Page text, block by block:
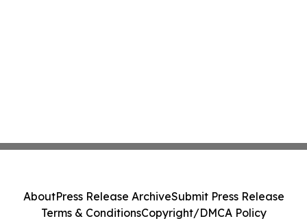
AboutPress Release ArchiveSubmit Press Release
Terms & ConditionsCopyright/DMCA Policy